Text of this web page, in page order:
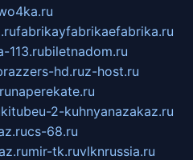
fabrikayfabrikaefabrika.ru
113.rubiletnadom.ru
hd.ruz-host.ru
naperekate.ru
kitubeu-2-kuhnyanazakaz.ru
cs-68.ru
mir-tk.ruvlknrussia.ru